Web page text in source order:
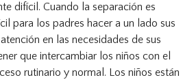
difícil. Cuando la separación es
para los padres hacer a un lado sus
en las necesidades de sus
que intercambiar los niños con el
rutinario y normal. Los niños están